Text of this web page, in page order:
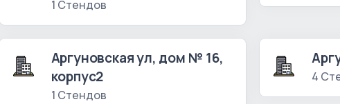
1 Стендов
Аргуновская ул, дом № 16,
корпус2
1 Стендов
4